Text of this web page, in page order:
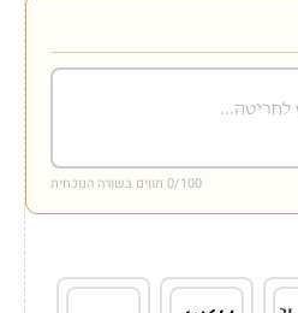
0/100 תווים בשורה הנוכחית